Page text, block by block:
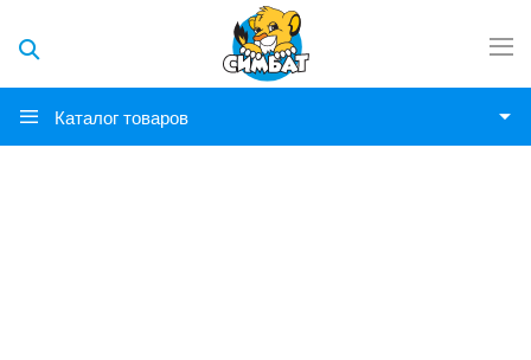
Каталог товаров